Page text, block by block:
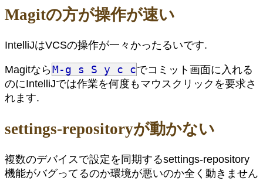
Magitの方が操作が速い
IntelliJはVCSの操作が一々かったるいです.
MagitならM-g s S y c cでコミット画面に入れる
のにIntelliJでは作業を何度もマウスクリックを要求さ
れます.
settings-repositoryが動かない
複数のデバイスで設定を同期するsettings-repository
機能がバグってるのか環境が悪いのか全く動きません